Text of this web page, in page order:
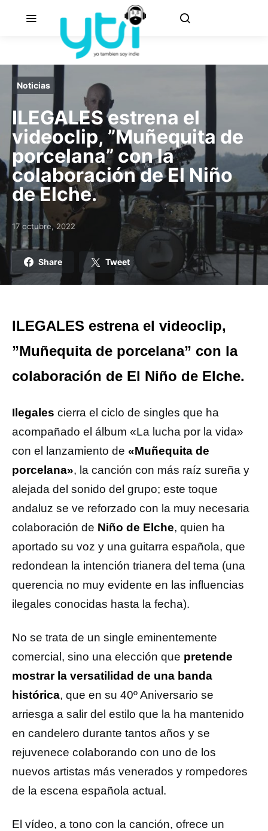
Noticias
ILEGALES estrena el
videoclip, ”Muñequita de
porcelana” con la
colaboración de El Niño
de Elche.
Posted on
17 octubre, 2022
Share Tweet
ILEGALES estrena el videoclip,
”Muñequita de porcelana” con la
colaboración de El Niño de Elche.
Ilegales cierra el ciclo de singles que ha
acompañado el álbum «La lucha por la vida»
con el lanzamiento de «Muñequita de
porcelana», la canción con más raíz sureña y
alejada del sonido del grupo; este toque
andaluz se ve reforzado con la muy necesaria
colaboración de Niño de Elche, quien ha
aportado su voz y una guitarra española, que
redondean la intención trianera del tema (una
querencia no muy evidente en las influencias
ilegales conocidas hasta la fecha).
No se trata de un single eminentemente
comercial, sino una elección que pretende
mostrar la versatilidad de una banda
histórica, que en su 40º Aniversario se
arriesga a salir del estilo que la ha mantenido
en candelero durante tantos años y se
rejuvenece colaborando con uno de los
nuevos artistas más venerados y rompedores
de la escena española actual.
El vídeo, a tono con la canción, ofrece un